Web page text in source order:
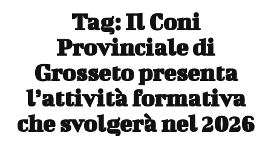
Tag:Il Coni
Provinciale di
Grosseto presenta
l’attività formativa
che svolgerà nel 2026